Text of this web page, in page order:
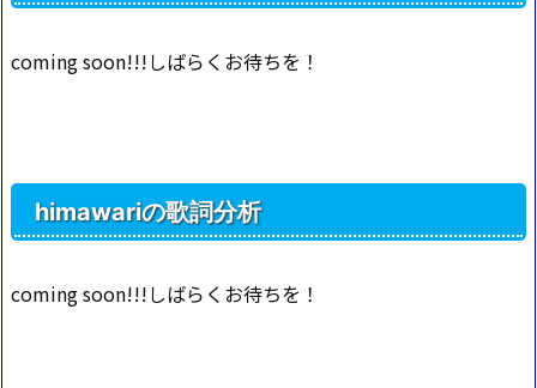
coming soon!!!しばらくお待ちを！
himawariの歌詞分析
coming soon!!!しばらくお待ちを！